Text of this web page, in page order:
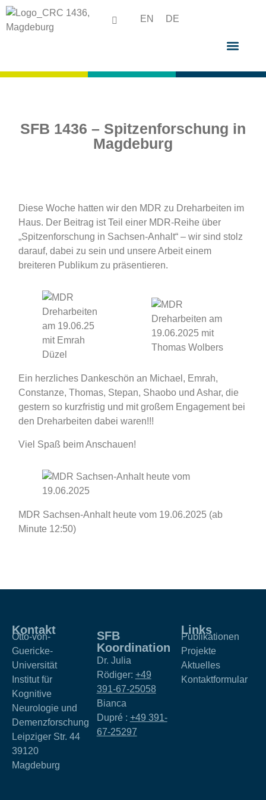
EN DE
SFB 1436 – Spitzenforschung in
Magdeburg
Diese Woche hatten wir den MDR zu Dreharbeiten im
Haus. Der Beitrag ist Teil einer MDR-Reihe über
„Spitzenforschung in Sachsen-Anhalt“ – wir sind stolz
darauf, dabei zu sein und unsere Arbeit einem
breiteren Publikum zu präsentieren.
Ein herzliches Dankeschön an Michael, Emrah,
Constanze, Thomas, Stepan, Shaobo und Ashar, die
gestern so kurzfristig und mit großem Engagement bei
den Dreharbeiten dabei waren!!!
Viel Spaß beim Anschauen!
MDR Sachsen-Anhalt heute vom 19.06.2025 (ab
Minute 12:50)
Kontakt
Otto-von-
Guericke-
Universität
Institut für
Kognitive
Neurologie und
Demenzforschung
Leipziger Str. 44
39120
Magdeburg
SFB
Koordination
Dr. Julia
Rödiger: +49
391-67-25058
Bianca
Dupré : +49 391-
67-25297
Links
Publikationen
Projekte
Aktuelles
Kontaktformular